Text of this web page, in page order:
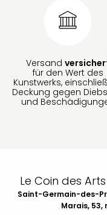
Versand
für den Wert des
Kunstwerks,
Deckung gegen
und
Le Coin des
Saint-Germain-des-
Marais, 53,